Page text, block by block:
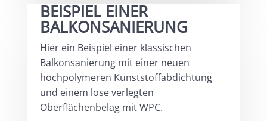
BEISPIEL EINER
BALKONSANIERUNG
Hier ein Beispiel einer klassischen
Balkonsanierung mit einer neuen
hochpolymeren Kunststoffabdichtung
und einem lose verlegten
Oberflächenbelag mit WPC.